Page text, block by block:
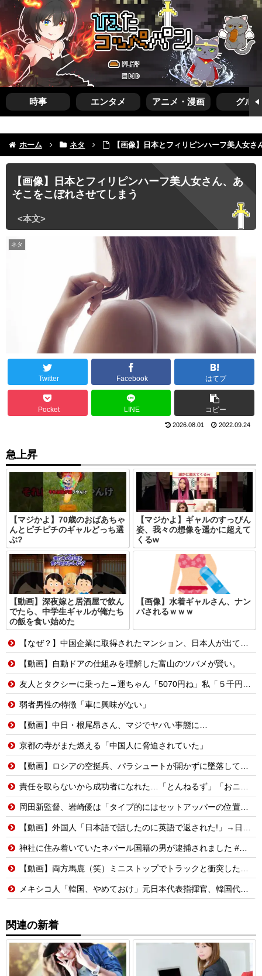
時事 エンタメ アニメ・漫画 グルメ
ホーム ネタ 【画像】日本とフィリピンハーフ美人女
【画像】日本とフィリピンハーフ美人女さん、あ
そこをこぼれさせてしまう
ネタ
Twitter Facebook はてブ
Pocket LINE コピー
2026.08.01 2022.09.24
急上昇
【マジかよ】70歳のおばあちゃ
んとピチピチのギャルどっち選
ぶ?
【マジかよ】ギャルのすっぴん
姿、我々の想像を遥かに超えて
くるw
【動画】深夜嫁と居酒屋で飲ん
でたら、中学生ギャルが俺たち
の飯を食い始めた
【画像】水着ギャルさん、ナン
パされるｗｗｗ
【なぜ？】中国企業に取得されたマンション、日本人が出ていきネパール人で埋まる
【動画】自動ドアの仕組みを理解した富山のツバメが賢い。
友人とタクシーに乗った→運ちゃん「5070円ね」私「５千円のチケットあるわ。これと70円ね」→友人「これタクシー代ね」35円！？これはセコケチ！FO案件！！→スレ民の反応は？？
弱者男性の特徴「車に興味がない」
【動画】中日・根尾昂さん、マジでヤバい事態に…
京都の寺がまた燃える「中国人に脅迫されていた」
【動画】ロシアの空挺兵、パラシュートが開かずに墜落してしまう。
責任を取らないから成功者になれた…「とんねるず」「おニャン子」「AKB」とヒットを出し続けた秋元康の哲学！！！
岡田新監督、岩崎優は「タイプ的にはセットアッパーの位置が一番合うてる」←おーん
【動画】外国人「日本語で話したのに英語で返された!」→日本人「まず発音を聞かせろ」
神社に住み着いていたネパール国籍の男が逮捕されました #移民 #外国人
【動画】両方馬鹿（笑）ミニストップでトラックと衝突したドラレコが（ノ∇`）
メキシコ人「韓国、やめておけ」元日本代表指揮官、韓国代表の新監督有力候補に急浮上！【海外の反応】
関連の新着